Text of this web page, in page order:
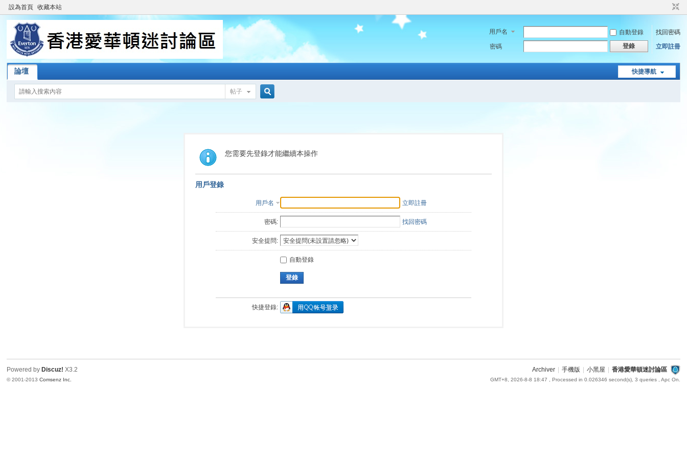
設為首頁 收藏本站
用戶名 自動登錄
找回密碼
密碼
登錄 立即註冊
快捷導航
論壇
帖子
索
您需要先登錄才能繼續本操作
用戶登錄
用戶名 立即註冊
密碼: 找回密碼
安全提問:
自動登錄
登錄
快捷登錄:
Archiver 手機版 小黑屋 香港愛華頓迷討論區
GMT+8, 2026-8-8 18:47 , Processed in 0.026346 second(s), 3 queries , Apc On.
Powered by Discuz! X3.2
© 2001-2013Comsenz Inc.